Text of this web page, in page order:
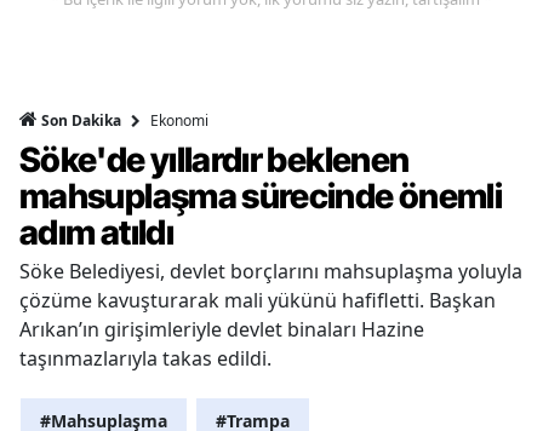
Son Dakika Ekonomi
Söke'de yıllardır beklenen
mahsuplaşma sürecinde önemli
adım atıldı
Söke Belediyesi, devlet borçlarını mahsuplaşma yoluyla
çözüme kavuşturarak mali yükünü hafifletti. Başkan
Arıkan’ın girişimleriyle devlet binaları Hazine
taşınmazlarıyla takas edildi.
#Mahsuplaşma #Trampa